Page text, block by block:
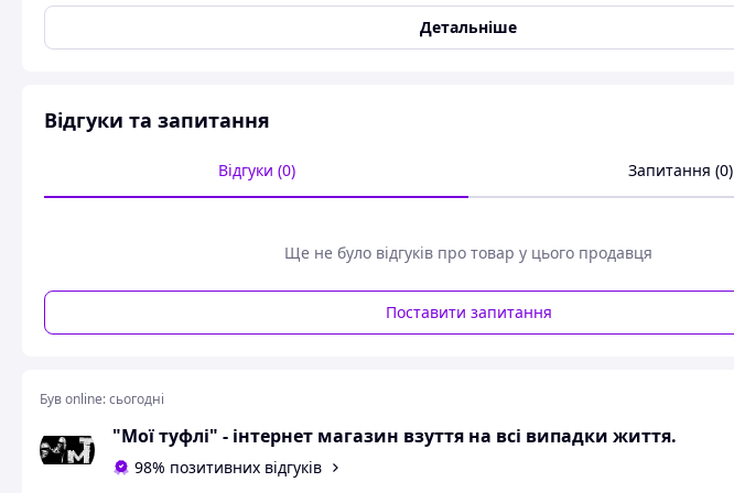
Довжина устілки
22.5
Матеріал підкладки
Тип носка
Стиль
Повсякденний
Вовняна
Перфорація
Ні
Користувальницькі характеристики
Розмір дитячого взуття
Детальніше
Відгуки та запитання
Відгуки (0) Запитання (0)
Ще не було відгуків про товар у цього продавця
Поставити запитання
Був online:сьогодні
"Мої туфлі" - інтернет магазин взуття на всі випадки життя.
98% позитивних відгуків